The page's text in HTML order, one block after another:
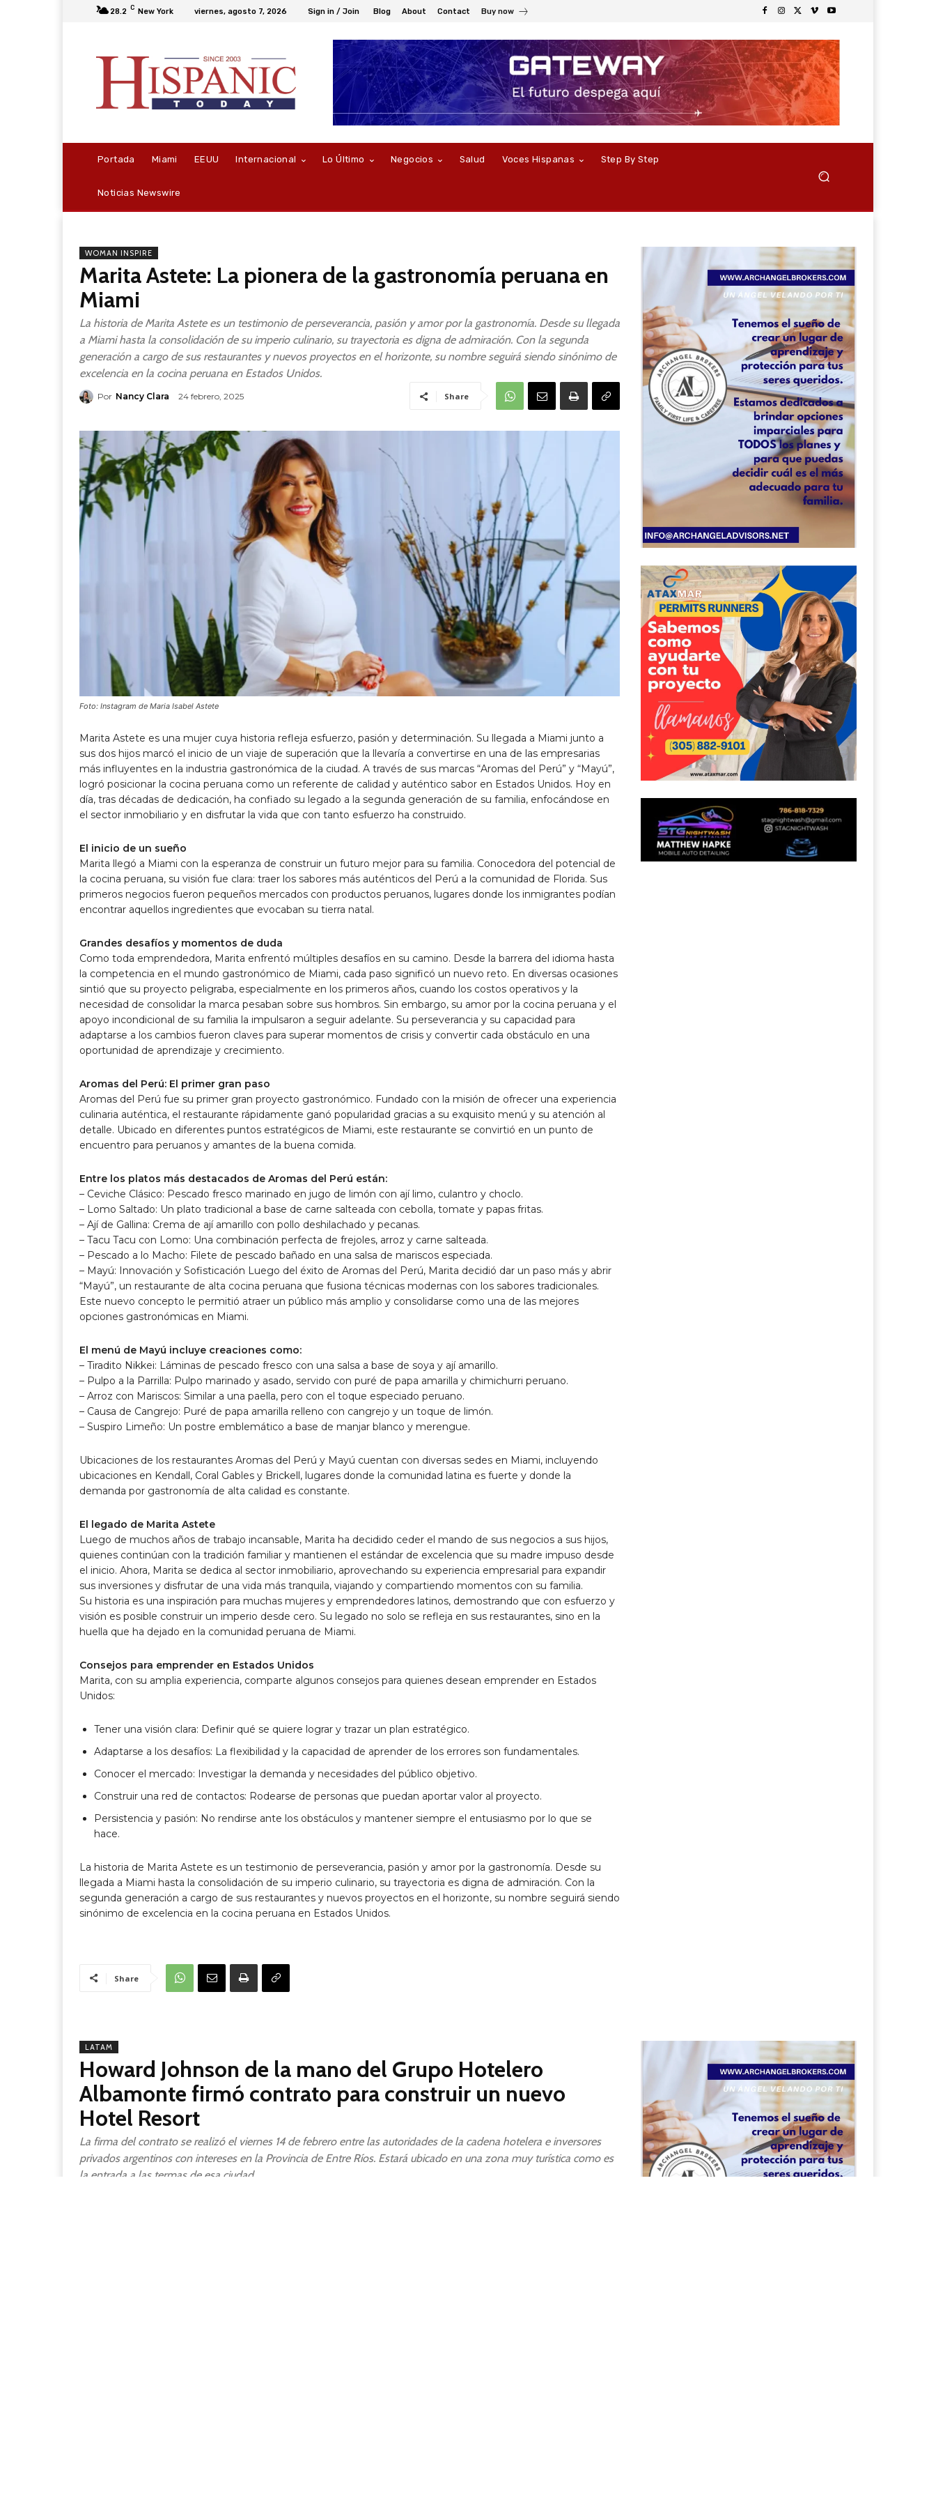
28.2 C New York viernes, agosto 7, 2026 Sign in / Join Blog About Contact Buy now
Portada Miami EEUU Internacional Lo Último Negocios Salud Voces Hispanas Step By Step
Noticias Newswire
WOMAN INSPIRE
Marita Astete: La pionera de la gastronomía peruana en
Miami
La historia de Marita Astete es un testimonio de perseverancia, pasión y amor por la gastronomía. Desde su llegada
a Miami hasta la consolidación de su imperio culinario, su trayectoria es digna de admiración. Con la segunda
generación a cargo de sus restaurantes y nuevos proyectos en el horizonte, su nombre seguirá siendo sinónimo de
excelencia en la cocina peruana en Estados Unidos.
Por Nancy Clara 24 febrero, 2025 Share
Foto: Instagram de Maria Isabel Astete
Marita Astete es una mujer cuya historia refleja esfuerzo, pasión y determinación. Su llegada a Miami junto a
sus dos hijos marcó el inicio de un viaje de superación que la llevaría a convertirse en una de las empresarias
más influyentes en la industria gastronómica de la ciudad. A través de sus marcas “Aromas del Perú” y “Mayú”,
logró posicionar la cocina peruana como un referente de calidad y auténtico sabor en Estados Unidos. Hoy en
día, tras décadas de dedicación, ha confiado su legado a la segunda generación de su familia, enfocándose en
el sector inmobiliario y en disfrutar la vida que con tanto esfuerzo ha construido.
El inicio de un sueño
Marita llegó a Miami con la esperanza de construir un futuro mejor para su familia. Conocedora del potencial de
la cocina peruana, su visión fue clara: traer los sabores más auténticos del Perú a la comunidad de Florida. Sus
primeros negocios fueron pequeños mercados con productos peruanos, lugares donde los inmigrantes podían
encontrar aquellos ingredientes que evocaban su tierra natal.
Grandes desafíos y momentos de duda
Como toda emprendedora, Marita enfrentó múltiples desafíos en su camino. Desde la barrera del idioma hasta
la competencia en el mundo gastronómico de Miami, cada paso significó un nuevo reto. En diversas ocasiones
sintió que su proyecto peligraba, especialmente en los primeros años, cuando los costos operativos y la
necesidad de consolidar la marca pesaban sobre sus hombros. Sin embargo, su amor por la cocina peruana y el
apoyo incondicional de su familia la impulsaron a seguir adelante. Su perseverancia y su capacidad para
adaptarse a los cambios fueron claves para superar momentos de crisis y convertir cada obstáculo en una
oportunidad de aprendizaje y crecimiento.
Aromas del Perú: El primer gran paso
Aromas del Perú fue su primer gran proyecto gastronómico. Fundado con la misión de ofrecer una experiencia
culinaria auténtica, el restaurante rápidamente ganó popularidad gracias a su exquisito menú y su atención al
detalle. Ubicado en diferentes puntos estratégicos de Miami, este restaurante se convirtió en un punto de
encuentro para peruanos y amantes de la buena comida.
Entre los platos más destacados de Aromas del Perú están:
– Ceviche Clásico: Pescado fresco marinado en jugo de limón con ají limo, culantro y choclo.
– Lomo Saltado: Un plato tradicional a base de carne salteada con cebolla, tomate y papas fritas.
– Ají de Gallina: Crema de ají amarillo con pollo deshilachado y pecanas.
– Tacu Tacu con Lomo: Una combinación perfecta de frejoles, arroz y carne salteada.
– Pescado a lo Macho: Filete de pescado bañado en una salsa de mariscos especiada.
– Mayú: Innovación y Sofisticación Luego del éxito de Aromas del Perú, Marita decidió dar un paso más y abrir
“Mayú”, un restaurante de alta cocina peruana que fusiona técnicas modernas con los sabores tradicionales.
Este nuevo concepto le permitió atraer un público más amplio y consolidarse como una de las mejores
opciones gastronómicas en Miami.
El menú de Mayú incluye creaciones como:
– Tiradito Nikkei: Láminas de pescado fresco con una salsa a base de soya y ají amarillo.
– Pulpo a la Parrilla: Pulpo marinado y asado, servido con puré de papa amarilla y chimichurri peruano.
– Arroz con Mariscos: Similar a una paella, pero con el toque especiado peruano.
– Causa de Cangrejo: Puré de papa amarilla relleno con cangrejo y un toque de limón.
– Suspiro Limeño: Un postre emblemático a base de manjar blanco y merengue.
Ubicaciones de los restaurantes Aromas del Perú y Mayú cuentan con diversas sedes en Miami, incluyendo
ubicaciones en Kendall, Coral Gables y Brickell, lugares donde la comunidad latina es fuerte y donde la
demanda por gastronomía de alta calidad es constante.
El legado de Marita Astete
Luego de muchos años de trabajo incansable, Marita ha decidido ceder el mando de sus negocios a sus hijos,
quienes continúan con la tradición familiar y mantienen el estándar de excelencia que su madre impuso desde
el inicio. Ahora, Marita se dedica al sector inmobiliario, aprovechando su experiencia empresarial para expandir
sus inversiones y disfrutar de una vida más tranquila, viajando y compartiendo momentos con su familia.
Su historia es una inspiración para muchas mujeres y emprendedores latinos, demostrando que con esfuerzo y
visión es posible construir un imperio desde cero. Su legado no solo se refleja en sus restaurantes, sino en la
huella que ha dejado en la comunidad peruana de Miami.
Consejos para emprender en Estados Unidos
Marita, con su amplia experiencia, comparte algunos consejos para quienes desean emprender en Estados
Unidos:
Tener una visión clara: Definir qué se quiere lograr y trazar un plan estratégico.
Adaptarse a los desafíos: La flexibilidad y la capacidad de aprender de los errores son fundamentales.
Conocer el mercado: Investigar la demanda y necesidades del público objetivo.
Construir una red de contactos: Rodearse de personas que puedan aportar valor al proyecto.
Persistencia y pasión: No rendirse ante los obstáculos y mantener siempre el entusiasmo por lo que se
hace.
La historia de Marita Astete es un testimonio de perseverancia, pasión y amor por la gastronomía. Desde su
llegada a Miami hasta la consolidación de su imperio culinario, su trayectoria es digna de admiración. Con la
segunda generación a cargo de sus restaurantes y nuevos proyectos en el horizonte, su nombre seguirá siendo
sinónimo de excelencia en la cocina peruana en Estados Unidos.
Share